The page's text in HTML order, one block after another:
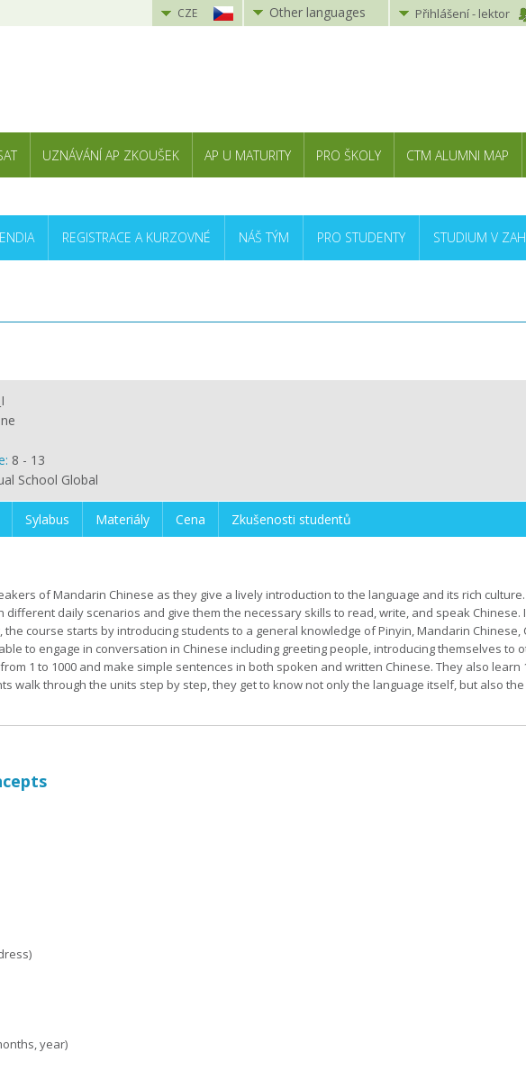
CZE Other languages Přihlášení- lektor
UZNÁVÁNÍ AP ZKOUŠEK AP U MATURITY PRO ŠKOLY CTM ALUMNI MAP
REGISTRACE A KURZOVNÉ NÁŠ TÝM PRO STUDENTY STUDIUM V
8 - 13
School Global
Sylabus Materiály Cena Zkušenosti studentů
of Mandarin Chinese as they give a lively introduction to the language and its rich
daily scenarios and give them the necessary skills to read, write, and speak
the course starts by introducing students to a general knowledge of Pinyin, Mandarin
to engage in conversation in Chinese including greeting people, introducing themselves to
1 to 1000 and make simple sentences in both spoken and written Chinese. They also
walk through the units step by step, they get to know not only the language itself, but also
year)